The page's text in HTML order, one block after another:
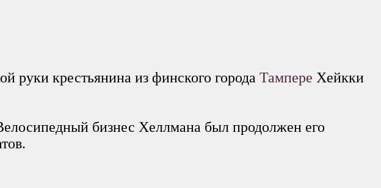
руки крестьянина из финского города Тампере Хейкки
бизнес Хеллмана был продолжен его